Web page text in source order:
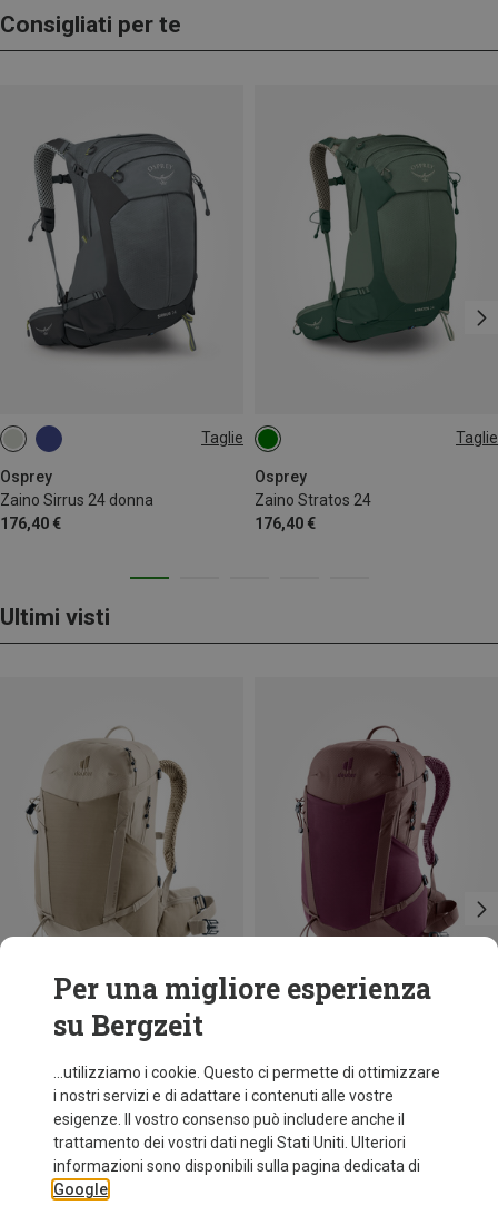
Consigliati per te
Taglie
Osprey
Zaino Sirrus 24 donna
176,40 €
24L Taglie
Osprey
Zaino Stratos 24
176,40 €
24L
Ultimi visti
Risparmi 18%
Per una migliore esperienza
su Bergzeit
...utilizziamo i cookie. Questo ci permette di ottimizzare
i nostri servizi e di adattare i contenuti alle vostre
esigenze. Il vostro consenso può includere anche il
trattamento dei vostri dati negli Stati Uniti. Ulteriori
informazioni sono disponibili sulla pagina dedicata di
Google